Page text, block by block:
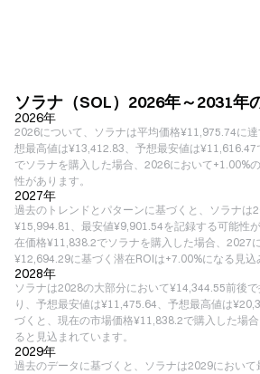
ソラナ（SOL）2026年～2031年
2026年
2026について、ソラナは平均価格¥11,975.74に
想最高値は¥13,412.83、予想最安値は
でソラナを購入した場合、2026において+1.00%
性があります。
2027年
過去のトレンドとパターンに基づくと、ソラナは
¥15,994.81、最安値¥9,901.54を記録する可能性
在価格¥11,838.2でソラナを購入した場合、2027
¥12,694.29に基づく潜在ROIは+7.00%になる見込
2028年
ソラナは2028の大部分において¥14,344.55前後
り、予想最安値は¥11,475.64、予想最高値は
づくと、現在の市場価格¥11,838.2で購入した場
ると見込まれています。
2029年
過去のデータに基づくと、ソラナは2029におい